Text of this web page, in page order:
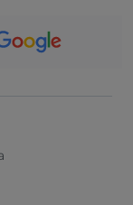
cielo stellato.
o loggiati.
citare il